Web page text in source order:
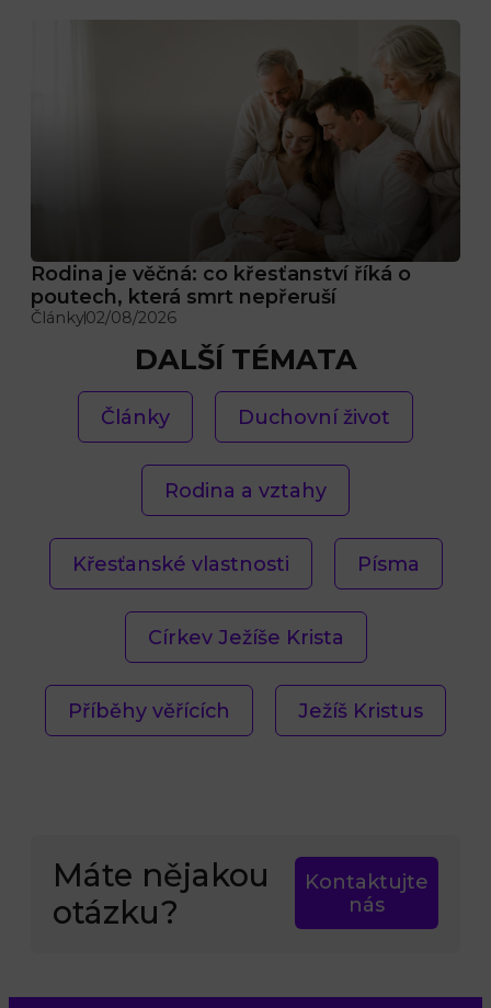
Rodina je věčná: co křesťanství říká o
poutech, která smrt nepřeruší
Články02/08/2026
DALŠÍ TÉMATA
Články Duchovní život
Rodina a vztahy
Křesťanské vlastnosti Písma
Církev Ježíše Krista
Příběhy věřících Ježíš Kristus
Máte nějakou
otázku?
Kontaktujte
nás